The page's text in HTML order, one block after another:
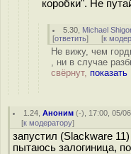
коробки". Не
5.30 Michael
[ответить] [к
Не вижу, чем
, ни в случае
свёрнут, показать
1.24 ,Аноним (-), 17:00, 05/
[к модератору]
запустил (Slackware 11)
пытаюсь залогиница,